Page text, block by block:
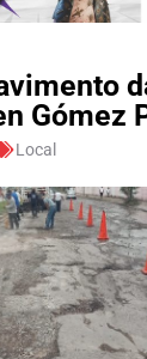
Gómez
Local